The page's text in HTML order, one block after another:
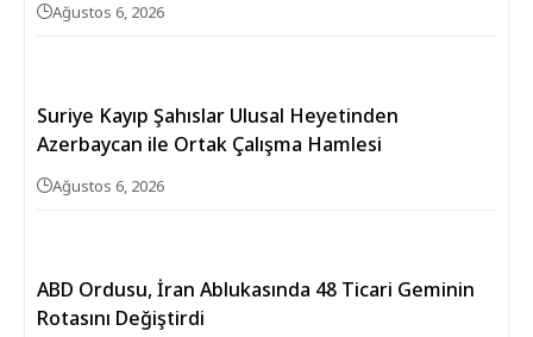
Ağustos 6, 2026
Suriye Kayıp Şahıslar Ulusal Heyetinden
Azerbaycan ile Ortak Çalışma Hamlesi
Ağustos 6, 2026
ABD Ordusu, İran Ablukasında 48 Ticari Geminin
Rotasını Değiştirdi